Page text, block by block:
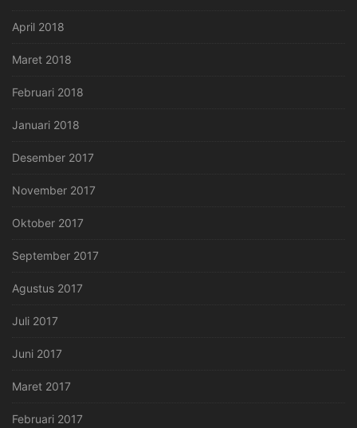
April 2018
Maret 2018
Februari 2018
Januari 2018
Desember 2017
November 2017
Oktober 2017
September 2017
Agustus 2017
Juli 2017
Juni 2017
Maret 2017
Februari 2017